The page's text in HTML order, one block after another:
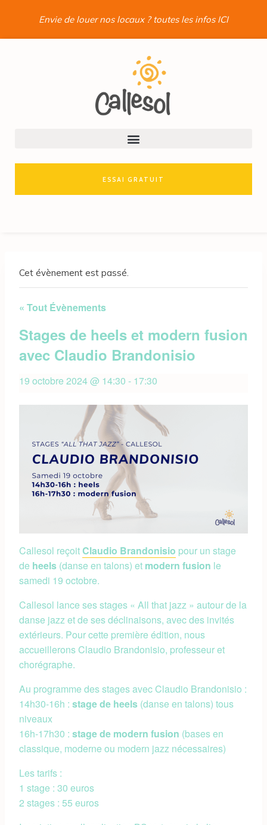
Envie de louer nos locaux ? toutes les infos ICI
ESSAI GRATUIT
Cet évènement est passé.
« Tout Évènements
Stages de heels et modern fusion
avec Claudio Brandonisio
19 octobre 2024 @ 14:30 - 17:30
Callesol reçoitClaudio Brandonisio pour un stage
de heels (danse en talons) et modern fusion le
samedi 19 octobre.
Callesol lance ses stages « All that jazz » autour de la
danse jazz et de ses déclinaisons, avec des invités
extérieurs. Pour cette première édition, nous
accueillerons Claudio Brandonisio, professeur et
chorégraphe.
Au programme des stages avec Claudio Brandonisio :
14h30-16h : stage de heels (danse en talons) tous
niveaux
16h-17h30 : stage de modern fusion (bases en
classique, moderne ou modern jazz nécessaires)
Les tarifs :
1 stage : 30 euros
2 stages : 55 euros